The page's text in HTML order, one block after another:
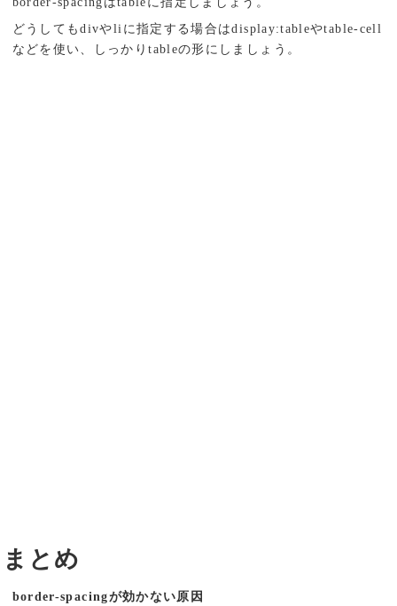
どうしてもdivやliに指定する場合はdisplay:tableやtable-cell
などを使い、しっかりtableの形にしましょう。
まとめ
border-spacingが効かない原因